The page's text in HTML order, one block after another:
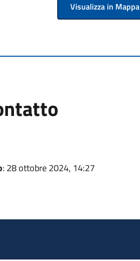
Visualizza in Mappa
: 28 ottobre 2024, 14:27